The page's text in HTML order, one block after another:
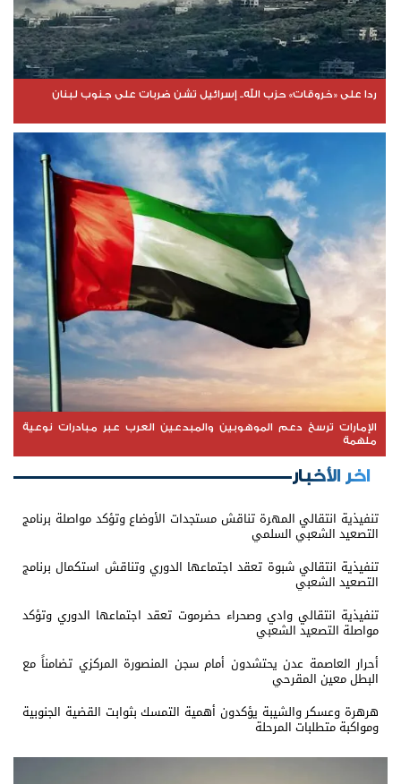
ردا على «خروقات» حزب الله.. إسرائيل تشن ضربات على جنوب لبنان
الإمارات ترسخ دعم الموهوبين والمبدعين العرب عبر مبادرات نوعية
ملهمة
اخر الأخبار
تنفيذية انتقالي المهرة تناقش مستجدات الأوضاع وتؤكد مواصلة برنامج
التصعيد الشعبي السلمي
تنفيذية انتقالي شبوة تعقد اجتماعها الدوري وتناقش استكمال برنامج
التصعيد الشعبي
تنفيذية انتقالي وادي وصحراء حضرموت تعقد اجتماعها الدوري وتؤكد
مواصلة التصعيد الشعبي
أحرار العاصمة عدن يحتشدون أمام سجن المنصورة المركزي تضامناً مع
البطل معين المقرحي
هرهرة وعسكر والشيبة يؤكدون أهمية التمسك بثوابت القضية الجنوبية
ومواكبة متطلبات المرحلة